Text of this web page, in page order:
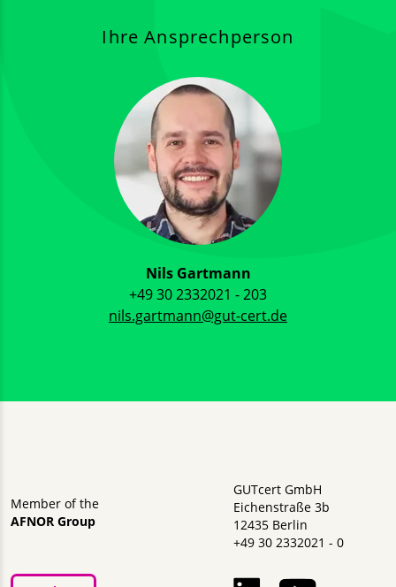
Ihre Ansprechperson
Nils Gartmann
+49 30 2332021 - 203
nils.gartmann@gut-cert.de
Member of the
AFNOR Group
GUTcert GmbH
Eichenstraße 3b
12435 Berlin
+49 30 2332021 - 0